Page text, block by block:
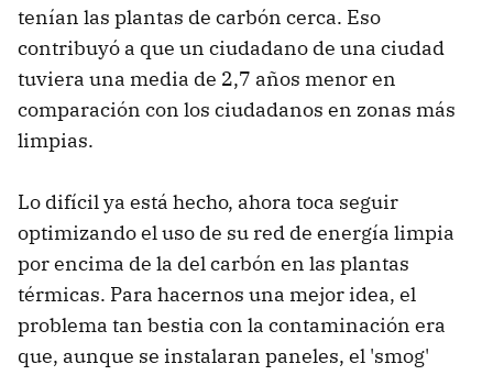
tenían las plantas de carbón cerca. Eso
contribuyó a que un ciudadano de una ciudad
tuviera una media de 2,7 años menor en
comparación con los ciudadanos en zonas más
limpias.
Lo difícil ya está hecho, ahora toca seguir
optimizando el uso de su red de energía limpia
por encima de la del carbón en las plantas
térmicas. Para hacernos una mejor idea, el
problema tan bestia con la contaminación era
que, aunque se instalaran paneles, el 'smog'